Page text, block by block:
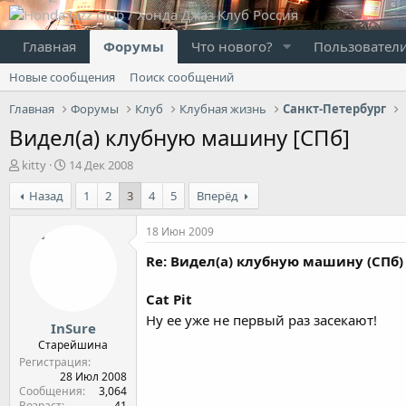
Главная Форумы Что нового?
Новые сообщения
Поиск сообщений
Главная
Форумы Клуб Клубная жизнь Санкт-Петербург
Видел(а) клубную машину [СПб]
А
в
т
о
kitty
Д
а
а
14 Дек 2008
Назад
1 2 3 4 5 Вперёд
InSure
Старейшина
Регистрация
28 Июл 2008
Сообщения
3,064
18 Июн 2009
Re: Видел(а) клубную машину (СПб)
Cat Pit
Ну ее уже не первый раз засекают!